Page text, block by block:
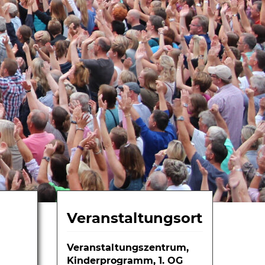
Veranstaltungsort
Veranstaltungszentrum,
Kinderprogramm, 1. OG